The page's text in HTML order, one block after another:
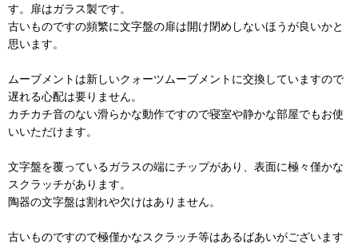
す。扉はガラス製です。
古いものですの頻繁に文字盤の扉は開け閉めしないほうが良いかと
思います。
ムーブメントは新しいクォーツムーブメントに交換していますので
遅れる心配は要りません。
カチカチ音のない滑らかな動作ですので寝室や静かな部屋でもお使
いいただけます。
文字盤を覆っているガラスの端にチップがあり、表面に極々僅かな
スクラッチがあります。
陶器の文字盤は割れや欠けはありません。
古いものですので極僅かなスクラッチ等はあるばあいがございます